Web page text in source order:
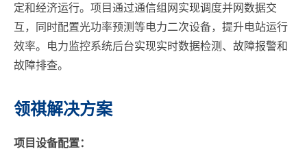
定和经济运行。项目通过通信组网实现调度并网数据交
互，同时配置光功率预测等电力二次设备，提升电站运行
效率。电力监控系统后台实现实时数据检测、故障报警和
故障排查。
领祺解决方案
项目设备配置：